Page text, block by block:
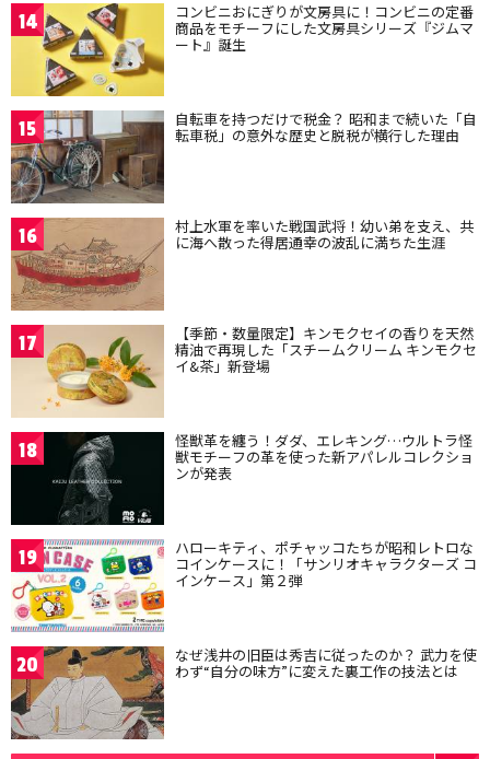
14 コンビニおにぎりが文房具に！コンビニの定番
商品をモチーフにした文房具シリーズ『ジムマ
ート』誕生
15 自転車を持つだけで税金？ 昭和まで続いた「自
転車税」の意外な歴史と脱税が横行した理由
16 村上水軍を率いた戦国武将！幼い弟を支え、共
に海へ散った得居通幸の波乱に満ちた生涯
17 【季節・数量限定】キンモクセイの香りを天然
精油で再現した「スチームクリーム キンモクセ
イ&茶」新登場
18 怪獣革を纏う！ダダ、エレキング…ウルトラ怪
獣モチーフの革を使った新アパレルコレクショ
ンが発表
19 ハローキティ、ポチャッコたちが昭和レトロな
コインケースに！「サンリオキャラクターズ コ
インケース」第２弾
20 なぜ浅井の旧臣は秀吉に従ったのか？ 武力を使
わず“自分の味方”に変えた裏工作の技法とは